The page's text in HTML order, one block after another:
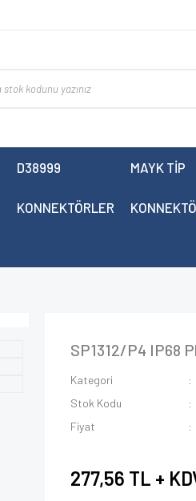
D38999
KONNEKTÖRLER
MAYK TİP
SP1312/P4 IP68
Kategori
Stok Kodu
Fiyat
277,56 TL +